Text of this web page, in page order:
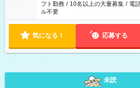
フト勤務 / 10名以上の大量募集 / 電
ル不要
気になる！ 応募する
未読